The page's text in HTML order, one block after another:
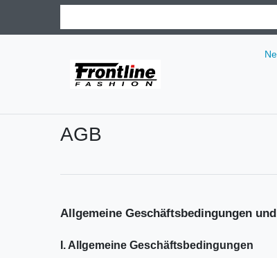
AGB
Allgemeine Geschäftsbedingungen
I. Allgemeine Geschäftsbedingungen